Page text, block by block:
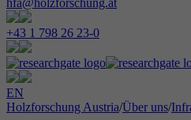
hfa@holzforschung.at
+43 1 798 26 23-0
EN
Holzforschung Austria/Über uns/